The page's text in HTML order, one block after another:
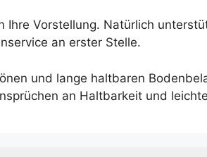
Vorstellung. Natürlich
an erster Stelle.
und lange haltbaren
an Haltbarkeit und